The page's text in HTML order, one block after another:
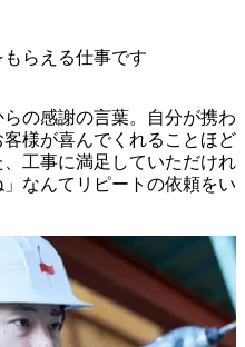
らえる仕事です
の感謝の言葉。自分が携わ
様が喜んでくれることほど
工事に満足していただけれ
なんてリピートの依頼をい